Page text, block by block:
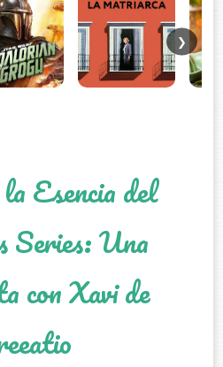
❯
Esencia del
Series: Una
con Xavi de